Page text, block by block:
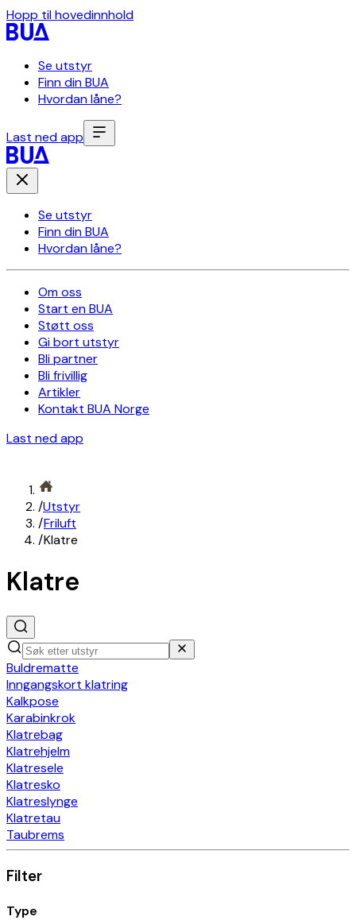
Hopp til hovedinnhold
Se utstyr
Finn din BUA
Hvordan låne?
Last ned app
Se utstyr
Finn din BUA
Hvordan låne?
Om oss
Start en BUA
Støtt oss
Gi bort utstyr
Bli partner
Bli frivillig
Artikler
Kontakt BUA Norge
Last ned app
/Utstyr
/Friluft
/Klatre
Klatre
Buldrematte
Inngangskort klatring
Kalkpose
Karabinkrok
Klatrebag
Klatrehjelm
Klatresele
Klatresko
Klatreslynge
Klatretau
Taubrems
Filter
Type